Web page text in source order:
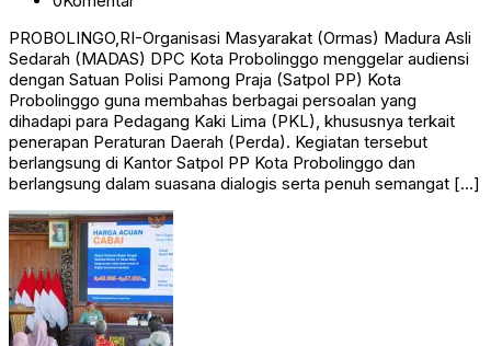
PROBOLINGO,RI-Organisasi Masyarakat (Ormas) Madura Asli
Sedarah (MADAS) DPC Kota Probolinggo menggelar audiensi
dengan Satuan Polisi Pamong Praja (Satpol PP) Kota
Probolinggo guna membahas berbagai persoalan yang
dihadapi para Pedagang Kaki Lima (PKL), khususnya terkait
penerapan Peraturan Daerah (Perda). Kegiatan tersebut
berlangsung di Kantor Satpol PP Kota Probolinggo dan
berlangsung dalam suasana dialogis serta penuh semangat […]